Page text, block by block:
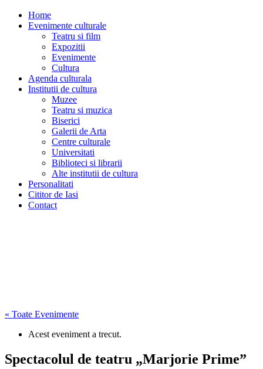
Home
Evenimente culturale
Teatru si film
Expozitii
Evenimente
Cultura
Agenda culturala
Institutii de cultura
Muzee
Teatru si muzica
Biserici
Galerii de Arta
Centre culturale
Universitati
Biblioteci si librarii
Alte institutii de cultura
Personalitati
Cititor de Iasi
Contact
« Toate Evenimente
Acest eveniment a trecut.
Spectacolul de teatru „Marjorie Prime”